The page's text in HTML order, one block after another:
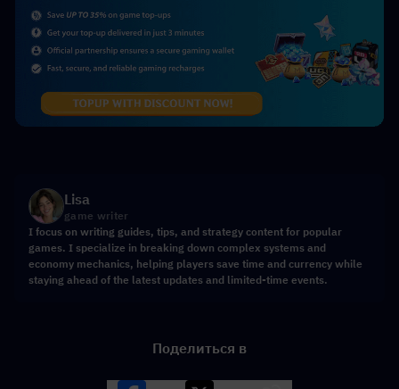
Lisa
game writer
I focus on writing guides, tips, and strategy content for popular
games. I specialize in breaking down complex systems and
economy mechanics, helping players save time and currency while
staying ahead of the latest updates and limited-time events.
Поделиться в